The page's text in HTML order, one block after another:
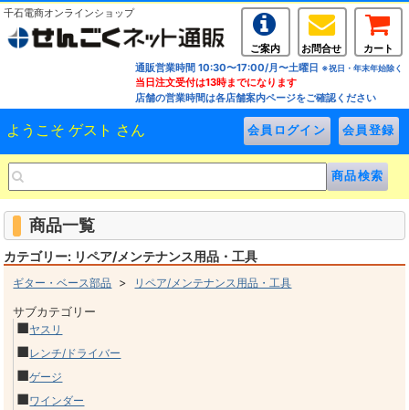
千石電商オンラインショップ
ご案内 お問合せ
カート
通販営業時間 10:30〜17:00/月〜土曜日 ※祝日・年末年始除く
当日注文受付は13時までになります
店舗の営業時間は各店舗案内ページをご確認ください
ようこそ ゲスト さん
商品一覧
カテゴリー: リペア/メンテナンス用品・工具
ギター・ベース部品 > リペア/メンテナンス用品・工具
サブカテゴリー
■ヤスリ
■レンチ/ドライバー
■ゲージ
■ワインダー